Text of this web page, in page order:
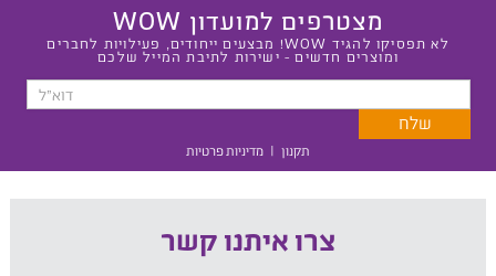
מצטרפים למועדון WOW
לא תפסיקו להגיד WOW! מבצעים ייחודים, פעילויות לחברים
ומוצרים חדשים - ישירות לתיבת המייל שלכם
תקנון | מדיניות פרטיות
צרו איתנו קשר